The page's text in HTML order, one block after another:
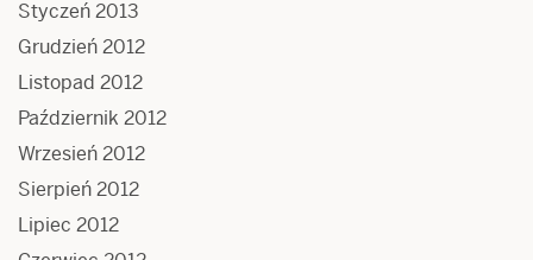
Styczeń 2013
Grudzień 2012
Listopad 2012
Październik 2012
Wrzesień 2012
Sierpień 2012
Lipiec 2012